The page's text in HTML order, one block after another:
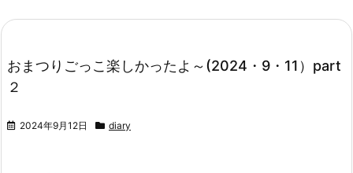
おまつりごっこ楽しかったよ～(2024・9・11）part
２
2024年9月12日 diary